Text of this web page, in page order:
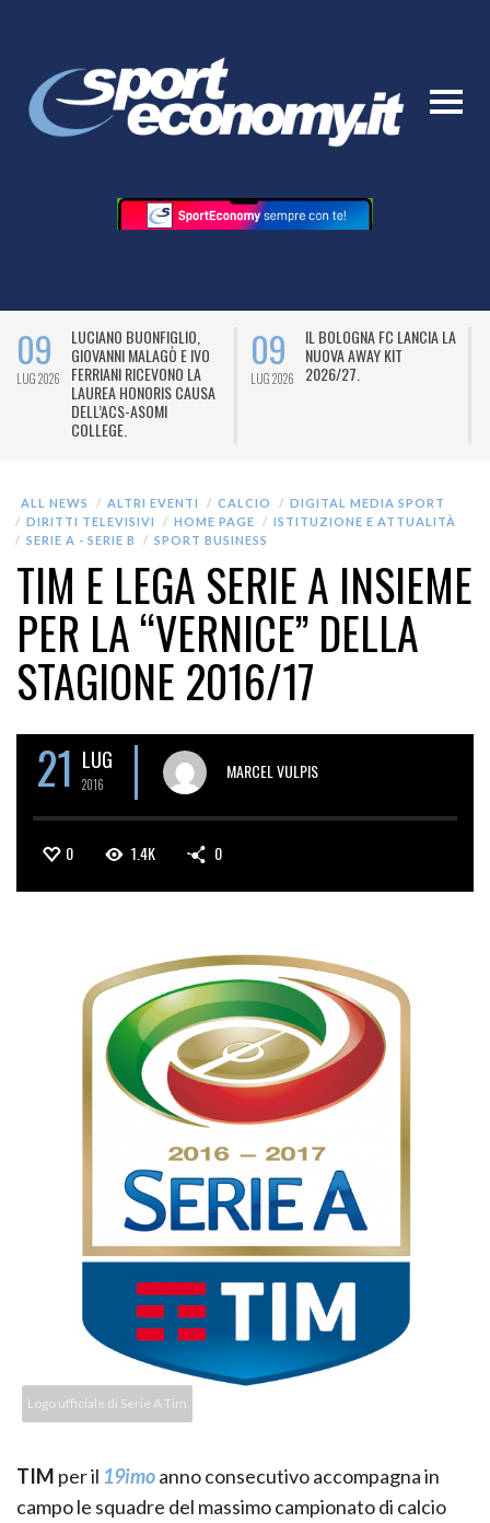
09
LUG 2026
LUCIANO BUONFIGLIO,
GIOVANNI MALAGÒ E IVO
FERRIANI RICEVONO LA
LAUREA HONORIS CAUSA
DELL’ACS-ASOMI
COLLEGE.
09
LUG 2026
IL BOLOGNA FC LANCIA LA
NUOVA AWAY KIT
2026/27.
ALL NEWS ALTRI EVENTI CALCIO
DIGITAL MEDIA SPORT
DIRITTI TELEVISIVI
HOME PAGE
ISTITUZIONE E ATTUALITÀ
SERIE A - SERIE B
SPORT BUSINESS
TIM E LEGA SERIE A INSIEME
PER LA “VERNICE” DELLA
STAGIONE 2016/17
21 LUG
2016
MARCEL VULPIS
0 1.4K 0
Logo ufficiale di Serie A Tim
TIM per il 19imoanno consecutivo accompagna in
campo le squadre del massimo campionato di calcio